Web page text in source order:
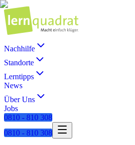
Nachhilfe
Standorte
Lerntipps
News
Über Uns
Jobs
0810 - 810 308
0810 - 810 308